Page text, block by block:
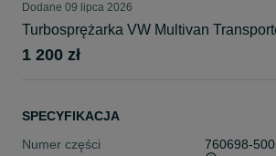
Dodane 09 lipca 2026
Turbosprężarka VW Multivan
1 200 zł
SPECYFIKACJA
Numer części
760698-